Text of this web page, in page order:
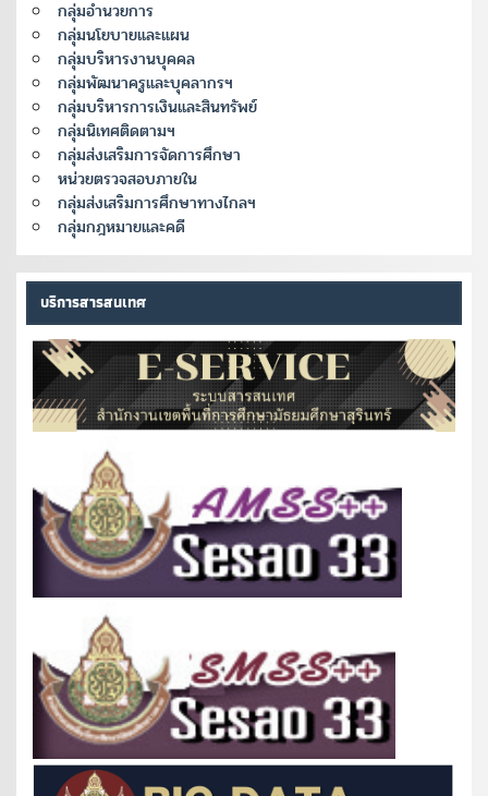
กลุ่มอำนวยการ
กลุ่มนโยบายและแผน
กลุ่มบริหารงานบุคคล
กลุ่มพัฒนาครูและบุคลากรฯ
กลุ่มบริหารการเงินและสินทรัพย์
กลุ่มนิเทศติดตามฯ
กลุ่มส่งเสริมการจัดการศึกษา
หน่วยตรวจสอบภายใน
กลุ่มส่งเสริมการศึกษาทางไกลฯ
กลุ่มกฎหมายและคดี
บริการสารสนเทศ